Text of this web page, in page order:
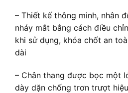
– Thiết kế thông minh, nhân
nháy mắt bằng cách điều
khi sử dụng, khóa chốt an
dài
– Chân thang được bọc một
dày dặn chống trơn trượt